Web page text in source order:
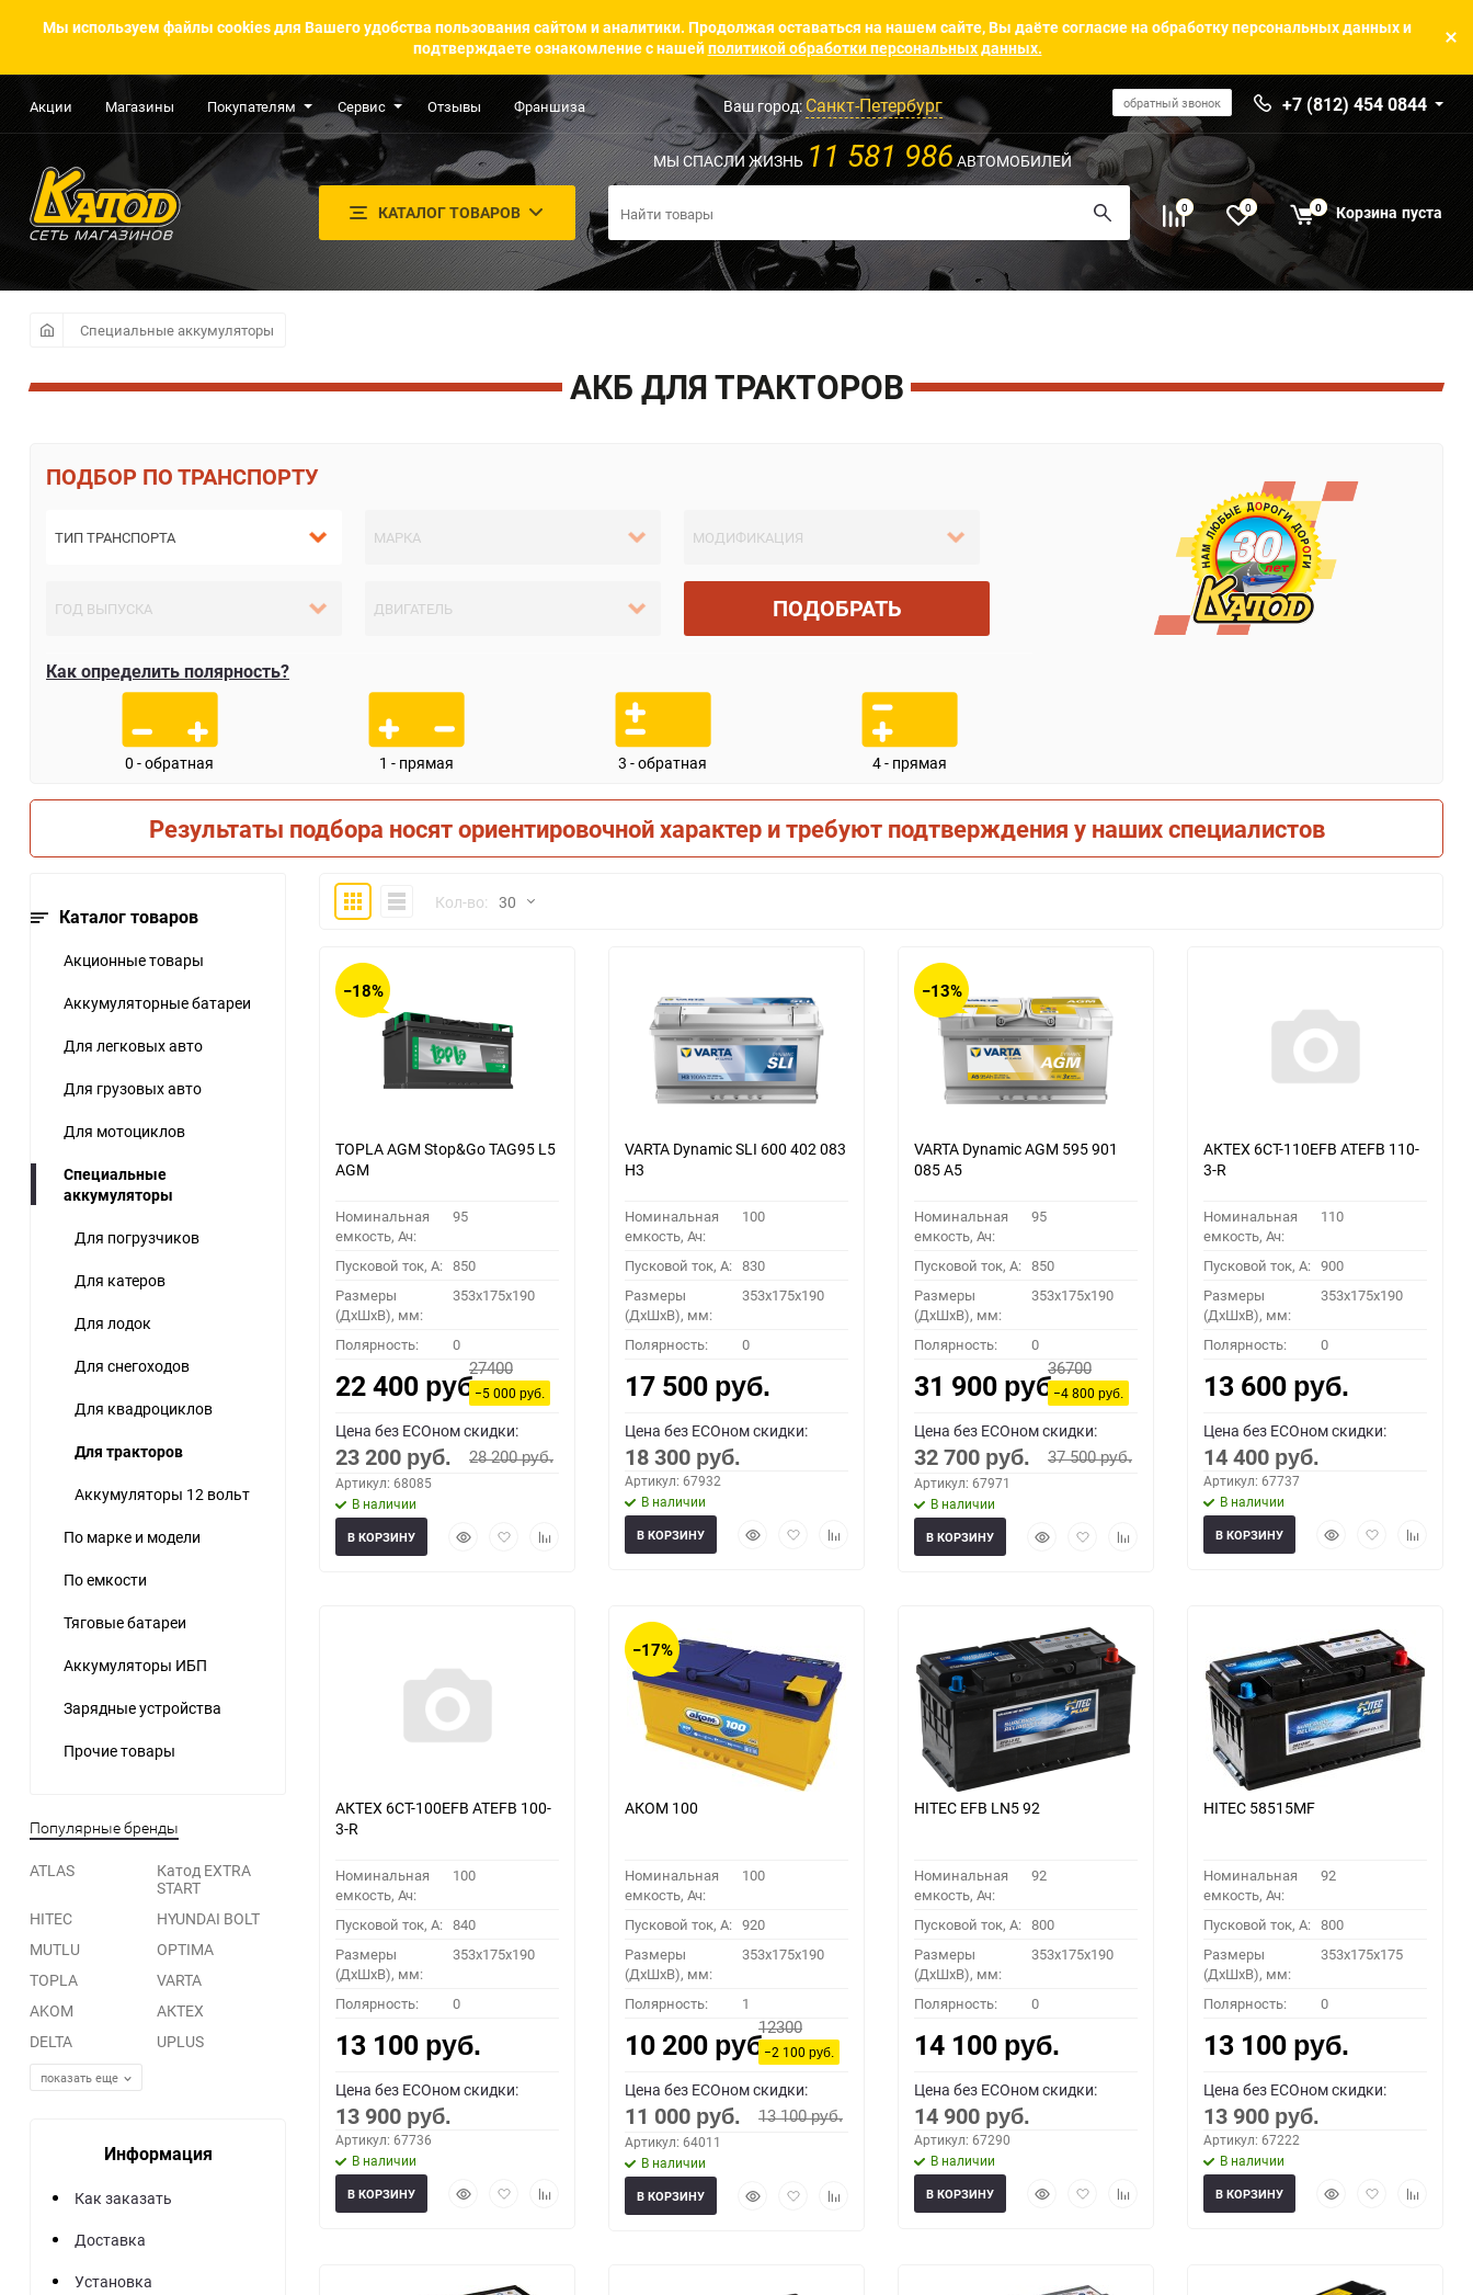
Мы используем файлы cookies для Вашего удобства пользования сайтом и аналитики. Продолжая оставаться на нашем сайте, Вы даёте согласие на обработку персональных данных и
подтверждаете ознакомление с нашейполитикой обработки персональных данных.
Акции Магазины Покупателям Сервис Отзывы Франшиза Ваш город:Санкт-Петербург обратный звонок +7 (812) 454 0844
КАТАЛОГ ТОВАРОВ
МЫ СПАСЛИ ЖИЗНЬ 11 581 986 АВТОМОБИЛЕЙ
0 0 0 Корзина пуста
Специальные аккумуляторы
АКБ ДЛЯ ТРАКТОРОВ
ПО ТРАНСПОРТУ
ПОДОБРАТЬ
Как определить полярность?
0 - обратная 1 - прямая 3 - обратная 4 - прямая
Результаты подбора носят ориентировочной характер и требуют подтверждения у наших специалистов
Каталог товаров
Акционные товары
Аккумуляторные батареи
Для легковых авто
Для грузовых авто
Для мотоциклов
Специальные
аккумуляторы
Для погрузчиков
Для катеров
Для лодок
Для снегоходов
Для квадроциклов
Для тракторов
Аккумуляторы 12 вольт
По марке и модели
По емкости
Тяговые батареи
Аккумуляторы ИБП
Зарядные устройства
Прочие товары
Популярные бренды
ATLAS
Катод EXTRA
START
HITEC
HYUNDAI BOLT
MUTLU
OPTIMA
TOPLA
VARTA
AKOM
АКТЕХ
DELTA
UPLUS
показать еще
Информация
Как заказать
Доставка
Установка
ПлиткаКомпактноКол-во: 30
90
−18%
TOPLA AGM Stop&Go TAG95 L5
AGM
Номинальная
емкость, Ач:
95
Пусковой ток, A: 850
Размеры
(ДхШхВ), мм:
353x175x190
Полярность: 0
22 400 руб.
27400
−5 000руб.
Цена без ECOном скидки:
23 200 руб. 28 200руб.
Артикул: 68085
В наличии
БыстрыйДобавитьДобавить
В КОРЗИНУ
VARTA Dynamic SLI 600 402 083
H3
Номинальная
емкость, Ач:
100
Пусковой ток, A: 830
Размеры
(ДхШхВ), мм:
353x175x190
Полярность: 0
17 500 руб.
Цена без ECOном скидки:
18 300 руб.
Артикул: 67932
В наличии
БыстрыйДобавитьДобавить
В КОРЗИНУ
−13%
VARTA Dynamic AGM 595 901
085 A5
Номинальная
емкость, Ач:
95
Пусковой ток, A: 850
Размеры
(ДхШхВ), мм:
353x175x190
Полярность: 0
31 900 руб.
36700
−4 800руб.
Цена без ECOном скидки:
32 700 руб. 37 500руб.
Артикул: 67971
В наличии
БыстрыйДобавитьДобавить
В КОРЗИНУ
АКТЕХ 6СТ-110EFB ATEFB 110-
3-R
Номинальная
емкость, Ач:
110
Пусковой ток, A: 900
Размеры
(ДхШхВ), мм:
353x175x190
Полярность: 0
13 600 руб.
Цена без ECOном скидки:
14 400 руб.
Артикул: 67737
В наличии
БыстрыйДобавитьДобавить
В КОРЗИНУ
АКТЕХ 6СТ-100EFB ATEFB 100-
3-R
Номинальная
емкость, Ач:
100
Пусковой ток, A: 840
Размеры
(ДхШхВ), мм:
353x175x190
Полярность: 0
13 100 руб.
Цена без ECOном скидки:
13 900 руб.
Артикул: 67736
В наличии
БыстрыйДобавитьДобавить
В КОРЗИНУ
−17%
АКОМ 100
Номинальная
емкость, Ач:
100
Пусковой ток, A: 920
Размеры
(ДхШхВ), мм:
353x175x190
Полярность: 1
10 200 руб.
12300
−2 100руб.
Цена без ECOном скидки:
11 000 руб. 13 100руб.
Артикул: 64011
В наличии
БыстрыйДобавитьДобавить
В КОРЗИНУ
HITEC EFB LN5 92
Номинальная
емкость, Ач:
92
Пусковой ток, A: 800
Размеры
(ДхШхВ), мм:
353x175x190
Полярность: 0
14 100 руб.
Цена без ECOном скидки:
14 900 руб.
Артикул: 67290
В наличии
БыстрыйДобавитьДобавить
В КОРЗИНУ
HITEC 58515MF
Номинальная
емкость, Ач:
92
Пусковой ток, A: 800
Размеры
(ДхШхВ), мм:
353x175x175
Полярность: 0
13 100 руб.
Цена без ECOном скидки:
13 900 руб.
Артикул: 67222
В наличии
БыстрыйДобавитьДобавить
В КОРЗИНУ